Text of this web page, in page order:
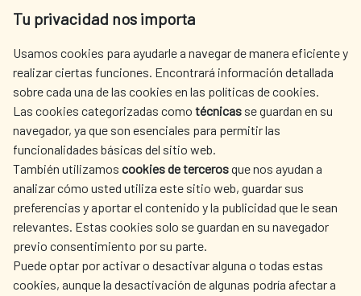
Tu privacidad nos importa
Usamos cookies para ayudarle a navegar de manera eficiente y
realizar ciertas funciones. Encontrará información detallada
sobre cada una de las cookies en las políticas de cookies.
Las cookies categorizadas como técnicas se guardan en su
navegador, ya que son esenciales para permitir las
funcionalidades básicas del sitio web.
También utilizamos cookies de tercerosque nos ayudan a
analizar cómo usted utiliza este sitio web, guardar sus
preferencias y aportar el contenido y la publicidad que le sean
relevantes. Estas cookies solo se guardan en su navegador
previo consentimiento por su parte.
Puede optar por activar o desactivar alguna o todas estas
cookies, aunque la desactivación de algunas podría afectar a
Tel. +34 900 20 30 54​​​​​​​
AECID
OÙ NOUS COOPÉRONS
L'ACTION HUMANITAIRE
ESPAGNOLE
SALLE DE PRESSE
CULTURE ET SCIENCE BIBLIOTHÈQUE
NOS RÉSEAUX SOCIAUX